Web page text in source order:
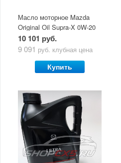
Масло моторное Mazda
Original Oil Supra-X 0W-20
(5 л)
10 101 руб.
9 091 руб. клубная цена
Купить